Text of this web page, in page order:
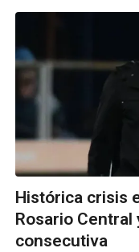
Histórica crisis
Rosario
consecutiva